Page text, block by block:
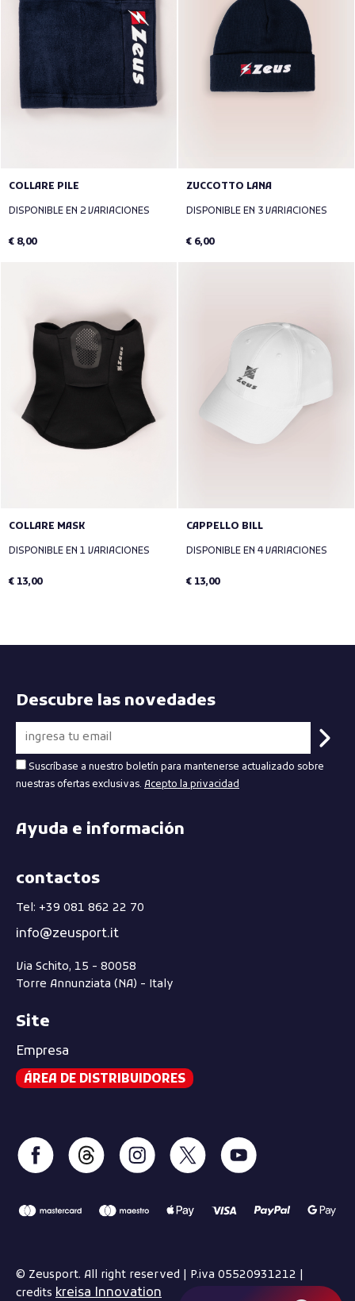
COLLARE PILE
DISPONIBLE EN 2 VARIACIONES
€ 8,00
ZUCCOTTO LANA
DISPONIBLE EN 3 VARIACIONES
€ 6,00
COLLARE MASK
DISPONIBLE EN 1 VARIACIONES
€ 13,00
CAPPELLO BILL
DISPONIBLE EN 4 VARIACIONES
€ 13,00
Descubre las novedades
Suscríbase a nuestro boletín para mantenerse actualizado sobre
nuestras ofertas exclusivas. Acepto la privacidad
Ayuda e información
contactos
Tel: +39 081 862 22 70
info@zeusport.it
Via Schito, 15 - 80058
Torre Annunziata (NA) - Italy
Site
Empresa
ÁREA DE DISTRIBUIDORES
© Zeusport. All right reserved | P.iva 05520931212 |
credits kreisa Innovation